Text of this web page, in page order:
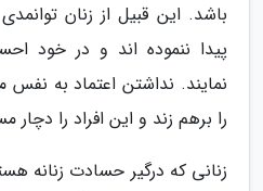
باشد. این قبیل از زنان
پیدا ننموده اند و در خود
نمایند. نداشتن اعتماد به نفس
را برهم زند و این افراد را دچار
زنانی که درگیر حسادت زنانه